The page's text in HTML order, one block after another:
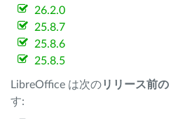
26.2.0
25.8.7
25.8.6
25.8.5
LibreOffice は次のリリース前の
す: